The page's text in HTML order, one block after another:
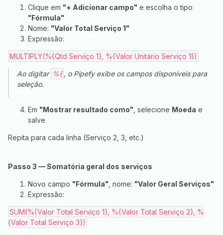
Clique em "+ Adicionar campo" e escolha o tipo
"Fórmula"
Nome: "Valor Total Serviço 1"
Expressão:
MULTIPLY(%{Qtd Serviço 1}, %{Valor Unitário Serviço 1})
Ao digitar %{ , o Pipefy exibe os campos disponíveis para
seleção.
Em "Mostrar resultado como" , selecione Moeda e
salve
Repita para cada linha (Serviço 2, 3, etc.)
Passo 3 — Somatória geral dos serviços
Novo campo "Fórmula" , nome: "Valor Geral Serviços"
Expressão:
SUM(%{Valor Total Serviço 1}, %{Valor Total Serviço 2}, %
{Valor Total Serviço 3})